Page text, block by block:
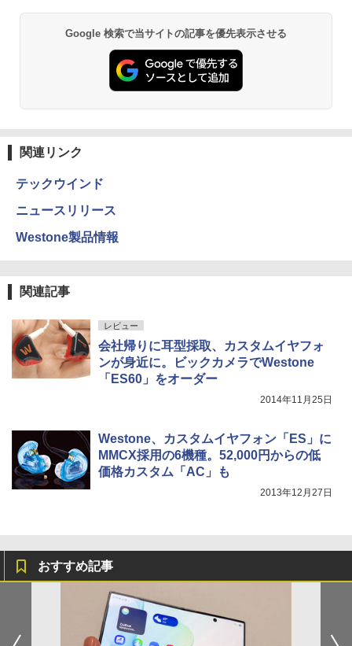
Google 検索で当サイトの記事を優先表示させる
関連リンク
テックウインド
ニュースリリース
Westone製品情報
関連記事
レビュー
会社帰りに耳型採取、カスタムイヤフォ
ンが身近に。ビックカメラでWestone
「ES60」をオーダー
2014年11月25日
Westone、カスタムイヤフォン「ES」に
MMCX採用の6機種。52,000円からの低
価格カスタム「AC」も
2013年12月27日
おすすめ記事